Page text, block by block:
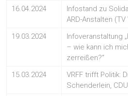
16.04.2024
Infostand zu
ARD-Anstalten
19.03.2024
Infoveranstaltung
– wie kann ich
zerreißen?“
15.03.2024
VRFF trifft Politik:
Schenderlein, CDU